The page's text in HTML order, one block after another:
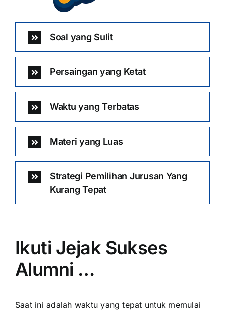
Soal yang Sulit
Persaingan yang Ketat
Waktu yang Terbatas
Materi yang Luas
Strategi Pemilihan Jurusan Yang
Kurang Tepat
Ikuti Jejak Sukses
Alumni …
Saat ini adalah waktu yang tepat untuk memulai